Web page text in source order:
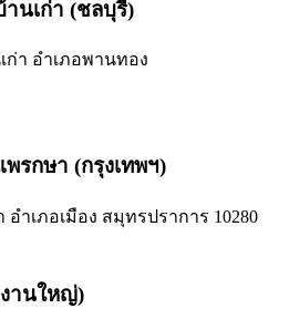
นเก่า (ชลบุรี)
ก่า อำเภอพานทอง
รกษา (กรุงเทพฯ)
อำเภอเมือง สมุทรปราการ 10280
านใหญ่)